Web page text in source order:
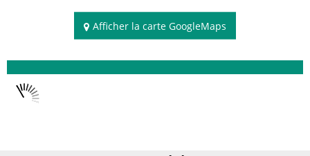
Afficher la carte GoogleMaps
Disponibilités